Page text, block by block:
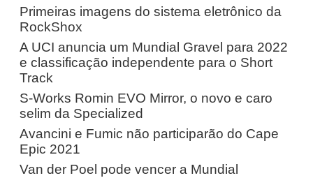
Primeiras imagens do sistema eletrônico da
RockShox
A UCI anuncia um Mundial Gravel para 2022
e classificação independente para o Short
Track
S-Works Romin EVO Mirror, o novo e caro
selim da Specialized
Avancini e Fumic não participarão do Cape
Epic 2021
Van der Poel pode vencer a Mundial